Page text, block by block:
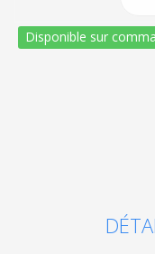
Disponible sur